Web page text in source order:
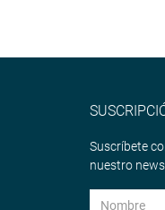
Suscríbete
nuestro